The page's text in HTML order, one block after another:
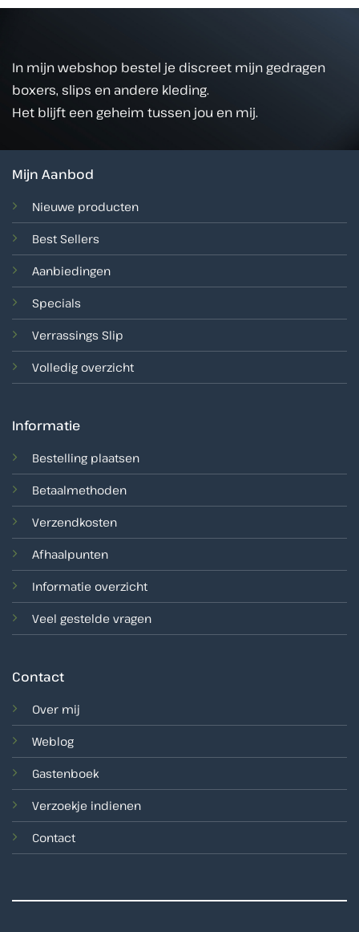
In mijn webshop bestel je discreet mijn gedragen
boxers, slips en andere kleding.
Het blijft een geheim tussen jou en mij.
Mijn Aanbod
Nieuwe producten
Best Sellers
Aanbiedingen
Specials
Verrassings Slip
Volledig overzicht
Informatie
Bestelling plaatsen
Betaalmethoden
Verzendkosten
Afhaalpunten
Informatie overzicht
Veel gestelde vragen
Contact
Over mij
Weblog
Gastenboek
Verzoekje indienen
Contact